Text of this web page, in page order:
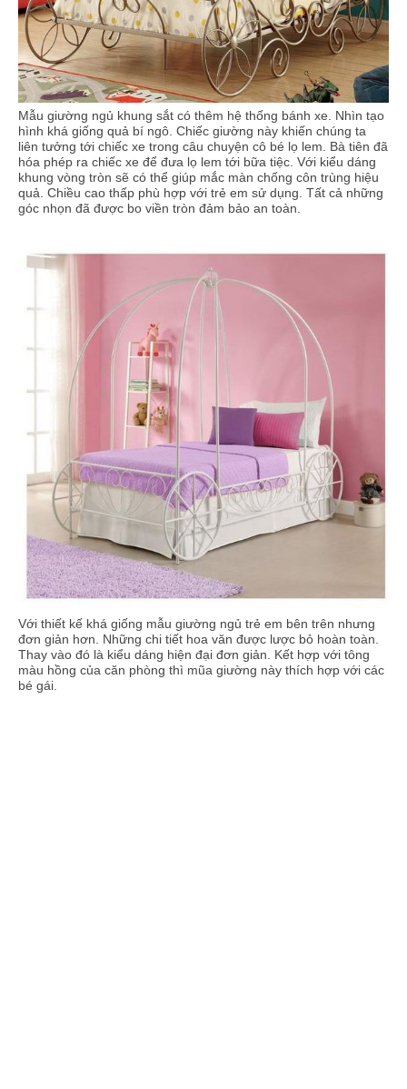
Mẫu giường ngủ khung sắt có thêm hệ thống bánh xe. Nhìn tạo
hình khá giống quả bí ngô. Chiếc giường này khiến chúng ta
liên tưởng tới chiếc xe trong câu chuyện cô bé lọ lem. Bà tiên đã
hóa phép ra chiếc xe để đưa lọ lem tới bữa tiệc. Với kiểu dáng
khung vòng tròn sẽ có thể giúp mắc màn chống côn trùng hiệu
quả. Chiều cao thấp phù hợp với trẻ em sử dụng. Tất cả những
góc nhọn đã được bo viền tròn đảm bảo an toàn.
Với thiết kế khá giống mẫu giường ngủ trẻ em bên trên nhưng
đơn giản hơn. Những chi tiết hoa văn được lược bỏ hoàn toàn.
Thay vào đó là kiểu dáng hiện đại đơn giản. Kết hợp với tông
màu hồng của căn phòng thì mũa giường này thích hợp với các
bé gái.